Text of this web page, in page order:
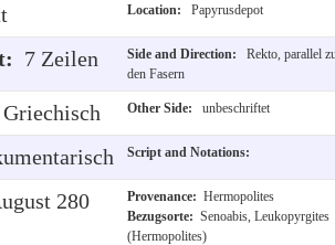
Location: Papyrusdepot
7 Zeilen Side and Direction:
Rekto, parallel
den Fasern
Griechisch Other Side: unbeschriftet
Script and Notations:
280
Provenance: Hermopolites
Bezugsorte: Senoabis, Leukopyrgites
(Hermopolites)